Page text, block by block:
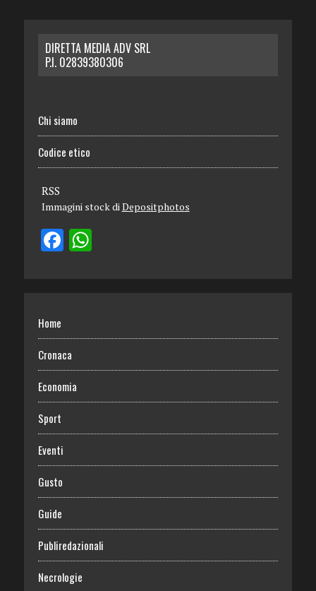
DIRETTA MEDIA ADV SRL
P.I. 02839380306
Chi siamo
Codice etico
RSS
Immagini stock di Depositphotos
Home
Cronaca
Economia
Sport
Eventi
Gusto
Guide
Publiredazionali
Necrologie